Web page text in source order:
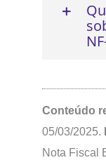
Conteúdo
05/03/2025.
Nota Fiscal